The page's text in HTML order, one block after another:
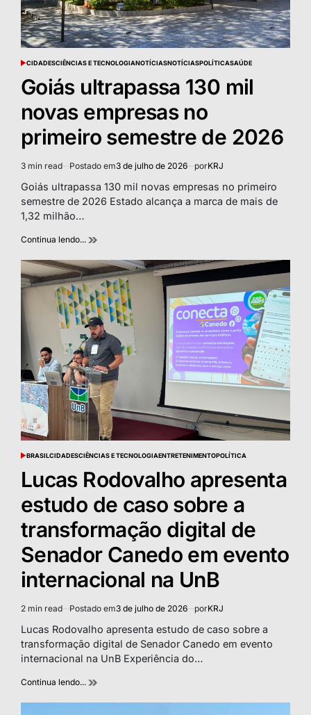
POSTED
CIDADESCIÊNCIAS E TECNOLOGIANOTÍCIASNOTÍCIASPOLÍTICASAÚDE
Goiás ultrapassa 130 mil
novas empresas no
primeiro semestre de 2026
Estimated
read
3 min read Postado em3 de julho de 2026 porKRJ
Goiás ultrapassa 130 mil novas empresas no primeiro
semestre de 2026 Estado alcança a marca de mais de
1,32 milhão…
Continua lendo...
POSTED
BRASILCIDADESCIÊNCIAS E TECNOLOGIAENTRETENIMENTOPOLÍTICA
Lucas Rodovalho apresenta
estudo de caso sobre a
transformação digital de
Senador Canedo em evento
internacional na UnB
Estimated
read
time
2 min read Postado em3 de julho de 2026 porKRJ
Lucas Rodovalho apresenta estudo de caso sobre a
transformação digital de Senador Canedo em evento
internacional na UnB Experiência do…
Continua lendo...